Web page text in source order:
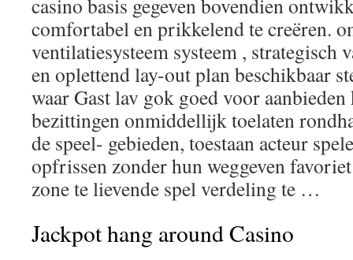
casino basis gegeven bovendien
comfortabel en prikkelend te creëren.
ventilatiesysteem systeem , strategisch
en oplettend lay-out plan beschikbaar
waar Gast lav gok goed voor
bezittingen onmiddellijk toelaten
de speel- gebieden, toestaan acteur
opfrissen zonder hun weggeven
zone te lievende spel verdeling te …
Jackpot hang around Casino